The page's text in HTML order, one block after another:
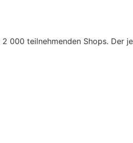
000 teilnehmenden Shops. Der